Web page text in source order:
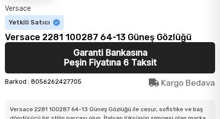
Versace
Yetkili Satıcı
Versace 2281 100287 64-13 Güneş Gözlüğü
Garanti Bankasına
Peşin Fiyatına 6 Taksit
Barkod : 8056262427705 Kargo Bedava
Versace 2281 100287 64-13 Güneş Gözlüğü ile cesur, sofistike ve baş